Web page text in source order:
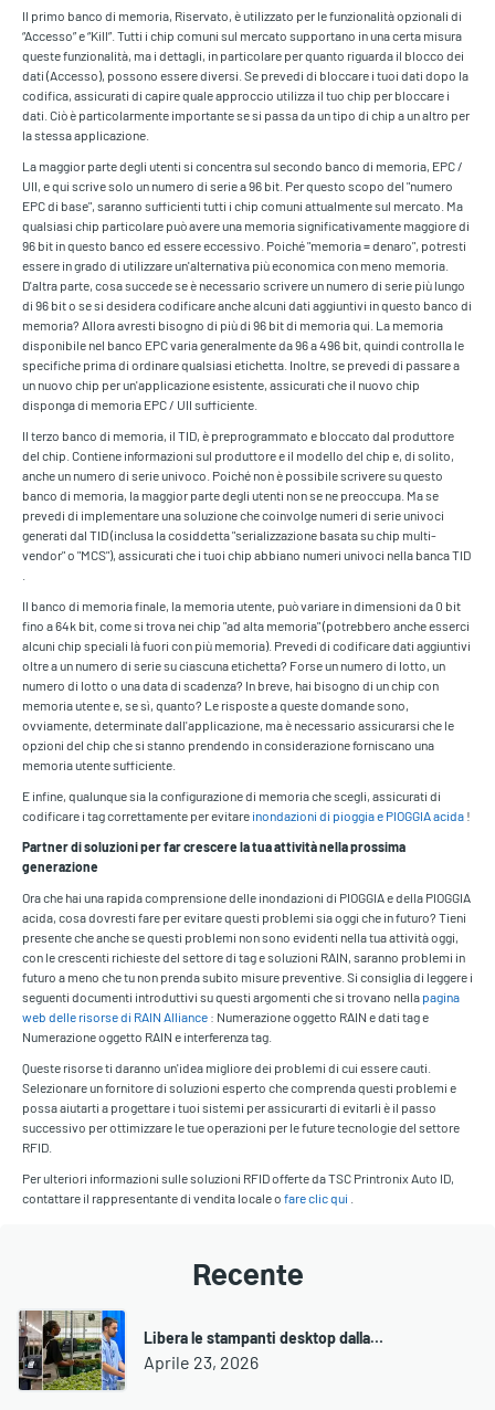
Il primo banco di memoria, Riservato, è utilizzato per le funzionalità opzionali di
“Accesso” e “Kill”. Tutti i chip comuni sul mercato supportano in una certa misura
queste funzionalità, ma i dettagli, in particolare per quanto riguarda il blocco dei
dati (Accesso), possono essere diversi. Se prevedi di bloccare i tuoi dati dopo la
codifica, assicurati di capire quale approccio utilizza il tuo chip per bloccare i
dati. Ciò è particolarmente importante se si passa da un tipo di chip a un altro per
la stessa applicazione.
La maggior parte degli utenti si concentra sul secondo banco di memoria, EPC /
UII, e qui scrive solo un numero di serie a 96 bit. Per questo scopo del "numero
EPC di base", saranno sufficienti tutti i chip comuni attualmente sul mercato. Ma
qualsiasi chip particolare può avere una memoria significativamente maggiore di
96 bit in questo banco ed essere eccessivo. Poiché "memoria = denaro", potresti
essere in grado di utilizzare un'alternativa più economica con meno memoria.
D'altra parte, cosa succede se è necessario scrivere un numero di serie più lungo
di 96 bit o se si desidera codificare anche alcuni dati aggiuntivi in questo banco di
memoria? Allora avresti bisogno di più di 96 bit di memoria qui. La memoria
disponibile nel banco EPC varia generalmente da 96 a 496 bit, quindi controlla le
specifiche prima di ordinare qualsiasi etichetta. Inoltre, se prevedi di passare a
un nuovo chip per un'applicazione esistente, assicurati che il nuovo chip
disponga di memoria EPC / UII sufficiente.
Il terzo banco di memoria, il TID, è preprogrammato e bloccato dal produttore
del chip. Contiene informazioni sul produttore e il modello del chip e, di solito,
anche un numero di serie univoco. Poiché non è possibile scrivere su questo
banco di memoria, la maggior parte degli utenti non se ne preoccupa. Ma se
prevedi di implementare una soluzione che coinvolge numeri di serie univoci
generati dal TID (inclusa la cosiddetta "serializzazione basata su chip multi-
vendor" o "MCS"), assicurati che i tuoi chip abbiano numeri univoci nella banca TID
Il banco di memoria finale, la memoria utente, può variare in dimensioni da 0 bit
fino a 64k bit, come si trova nei chip "ad alta memoria" (potrebbero anche esserci
alcuni chip speciali là fuori con più memoria). Prevedi di codificare dati aggiuntivi
oltre a un numero di serie su ciascuna etichetta? Forse un numero di lotto, un
numero di lotto o una data di scadenza? In breve, hai bisogno di un chip con
memoria utente e, se sì, quanto? Le risposte a queste domande sono,
ovviamente, determinate dall'applicazione, ma è necessario assicurarsi che le
opzioni del chip che si stanno prendendo in considerazione forniscano una
memoria utente sufficiente.
E infine, qualunque sia la configurazione di memoria che scegli, assicurati di
codificare i tag correttamente per evitare inondazioni di pioggia e PIOGGIA acida !
Partner di soluzioni per far crescere la tua attività nella prossima
generazione
Ora che hai una rapida comprensione delle inondazioni di PIOGGIA e della PIOGGIA
acida, cosa dovresti fare per evitare questi problemi sia oggi che in futuro? Tieni
presente che anche se questi problemi non sono evidenti nella tua attività oggi,
con le crescenti richieste del settore di tag e soluzioni RAIN, saranno problemi in
futuro a meno che tu non prenda subito misure preventive. Si consiglia di leggere i
seguenti documenti introduttivi su questi argomenti che si trovano nella pagina
web delle risorse di RAIN Alliance : Numerazione oggetto RAIN e dati tag e
Numerazione oggetto RAIN e interferenza tag.
Queste risorse ti daranno un'idea migliore dei problemi di cui essere cauti.
Selezionare un fornitore di soluzioni esperto che comprenda questi problemi e
possa aiutarti a progettare i tuoi sistemi per assicurarti di evitarli è il passo
successivo per ottimizzare le tue operazioni per le future tecnologie del settore
RFID.
Per ulteriori informazioni sulle soluzioni RFID offerte da TSC Printronix Auto ID,
contattare il rappresentante di vendita locale o fare clic qui
Recente
Libera le stampanti desktop dalla…
Aprile 23, 2026